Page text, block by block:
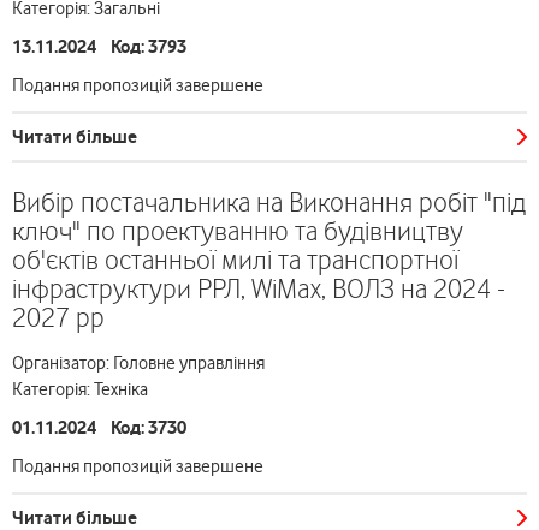
Категорія: Загальні
13.11.2024 Код: 3793
Подання пропозицій завершене
Читати більше
Вибір постачальника на Виконання робіт "під
ключ" по проектуванню та будівництву
об'єктів останньої милі та транспортної
інфраструктури РРЛ, WiMax, ВОЛЗ на 2024 -
2027 рр
Організатор: Головне управління
Категорія: Техніка
01.11.2024 Код: 3730
Подання пропозицій завершене
Читати більше